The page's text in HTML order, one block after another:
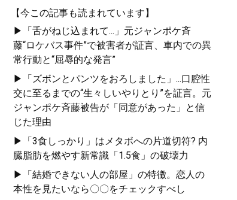
【今この記事も読まれています】
▶「舌がねじ込まれて...」元ジャンポケ斉
藤“ロケバス事件”で被害者が証言、車内での異
常行動と“屈辱的な発言”
▶「ズボンとパンツをおろしました」...口腔性
交に至るまでの“生々しいやりとり”を証言。元
ジャンポケ斉藤被告が「同意があった」と信
じた理由
▶「3食しっかり」はメタボへの片道切符? 内
臓脂肪を燃やす新常識「1.5食」の破壊力
▶「結婚できない人の部屋」の特徴。恋人の
本性を見たいなら〇〇をチェックすべし